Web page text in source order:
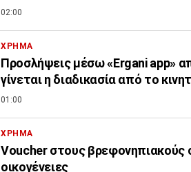
02:00
ΧΡΗΜΑ
Προσλήψεις μέσω «Ergani app»
γίνεται η διαδικασία από το
01:00
ΧΡΗΜΑ
Voucher στους βρεφονηπιακούς
οικογένειες